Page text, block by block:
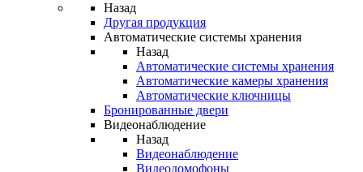
Назад
Другая продукция
Автоматические системы хранения
Назад
Автоматические системы хранения
Автоматические камеры хранения
Автоматические ключницы
Бронированные двери
Видеонаблюдение
Назад
Видеонаблюдение
Видеодомофоны